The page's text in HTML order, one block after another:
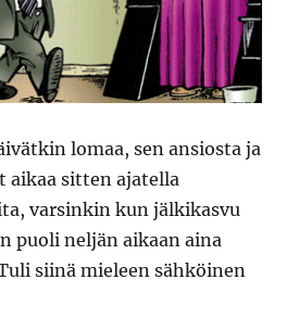
lomaa, sen ansiosta ja
aikaa sitten ajatella
varsinkin kun jälkikasvu
puoli neljän aikaan aina
siinä mieleen sähköinen